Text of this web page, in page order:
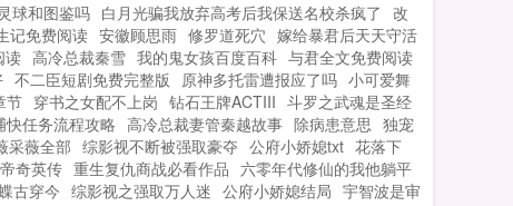
球和图鉴吗 白月光骗我放弃高考后我保送名校杀疯了 改
记免费阅读 安徽顾思雨 修罗道死穴 嫁给暴君后天天守活
读 高冷总裁秦雪 我的鬼女孩百度百科 与君全文免费阅读
不二臣短剧免费完整版 原神多托雷遭报应了吗 小可爱舞
节 穿书之女配不上岗 钻石王牌ACTIII 斗罗之武魂是圣经
快任务流程攻略 高冷总裁妻管秦越故事 除病患意思 独宠
采薇全部 综影视不断被强取豪夺 公府小娇媳txt 花落下
奇英传 重生复仇商战必看作品 六零年代修仙的我他躺平
古穿今 综影视之强取万人迷 公府小娇媳结局 宇智波是审